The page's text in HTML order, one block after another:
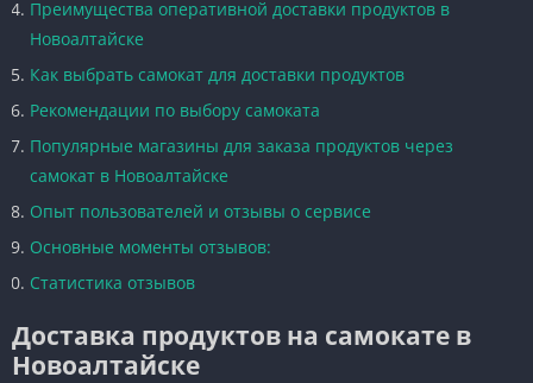
Преимущества оперативной доставки продуктов в
Новоалтайске
Как выбрать самокат для доставки продуктов
Рекомендации по выбору самоката
Популярные магазины для заказа продуктов через
самокат в Новоалтайске
Опыт пользователей и отзывы о сервисе
Основные моменты отзывов:
Статистика отзывов
Доставка продуктов на самокате в
Новоалтайске